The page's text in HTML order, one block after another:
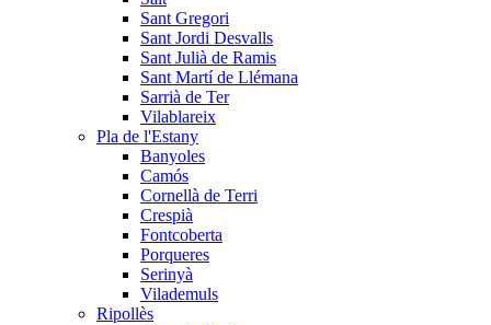
Sant Gregori
Sant Jordi Desvalls
Sant Julià de Ramis
Sant Martí de Llémana
Sarrià de Ter
Vilablareix
Pla de l'Estany
Banyoles
Camós
Cornellà de Terri
Crespià
Fontcoberta
Porqueres
Serinyà
Vilademuls
Ripollès